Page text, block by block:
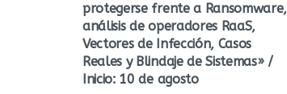
protegerse frente a Ransomware,
análisis de operadores RaaS,
Vectores de Infección, Casos
Reales y Blindaje de Sistemas» /
Inicio: 10 de agosto